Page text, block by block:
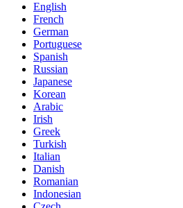
English
French
German
Portuguese
Spanish
Russian
Japanese
Korean
Arabic
Irish
Greek
Turkish
Italian
Danish
Romanian
Indonesian